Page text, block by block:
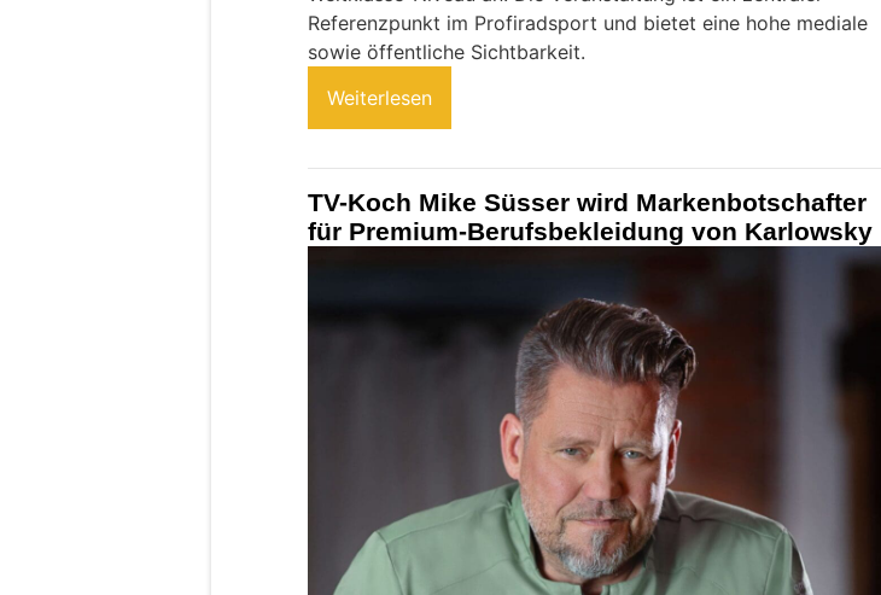
Referenzpunkt im Profiradsport und bietet eine hohe mediale
sowie öffentliche Sichtbarkeit.
Weiterlesen
TV-Koch Mike Süsser wird Markenbotschafter
für Premium-Berufsbekleidung von Karlowsky